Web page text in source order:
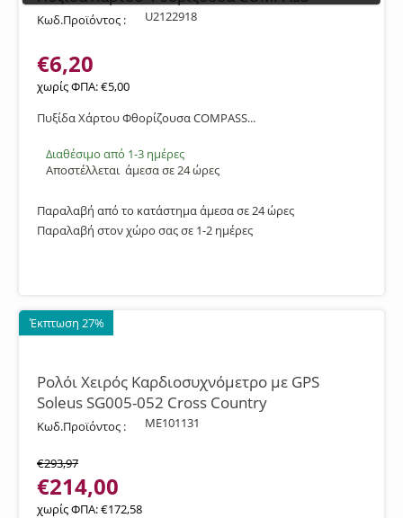
Κωδ.Προϊόντος : U2122918
€6,20
χωρίς ΦΠΑ:€5,00
Πυξίδα Χάρτου Φθορίζουσα COMPASS...
Διαθέσιμο από 1-3 ημέρες
Αποστέλλεται άμεσα σε 24 ώρες
Παραλαβή από το κατάστημα άμεσα σε 24 ώρες
Παραλαβή στον χώρο σας σε 1-2 ημέρες
Έκπτωση 27%
Ρολόι Χειρός Καρδιοσυχνόμετρο με GPS
Soleus SG005-052 Cross Country
Κωδ.Προϊόντος : ME101131
€293,97
€214,00
χωρίς ΦΠΑ:€172,58